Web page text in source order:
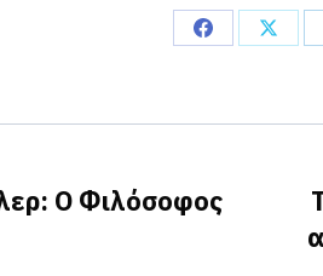
Share
Facebook
Share
X
Ο Φιλόσοφος